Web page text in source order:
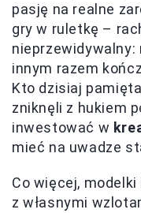
pasję na realne
gry w ruletkę –
innym razem
Kto dzisiaj
zniknęli z hukiem
inwestować w
mieć na uwadze
Co więcej,
z własnymi